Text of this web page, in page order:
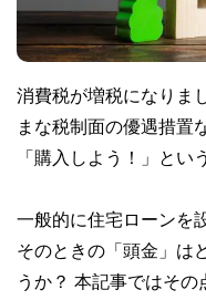
消費税が増税になりま
まな税制面の優遇措置
「購入しよう！」とい
一般的に住宅ローンを
そのときの「頭金」は
うか？ 本記事ではその